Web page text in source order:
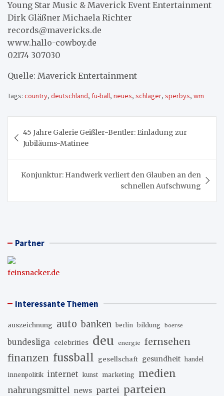
Young Star Music & Maverick Event Entertainment
Dirk Gläßner Michaela Richter
records@mavericks.de
www.hallo-cowboy.de
02174 307030
Quelle: Maverick Entertainment
Tags: country, deutschland, fu-ball, neues, schlager, sperbys, wm
45 Jahre Galerie Geißler-Bentler: Einladung zur
Jubiläums-Matinee
Konjunktur: Handwerk verliert den Glauben an den
schnellen Aufschwung
Partner
feinsnacker.de
interessante Themen
auszeichnung auto banken berlin bildung boerse
bundesliga celebrities deu energie
fernsehen
finanzen fussball gesellschaft gesundheit handel
innenpolitik internet kunst marketing medien
nahrungsmittel news partei parteien